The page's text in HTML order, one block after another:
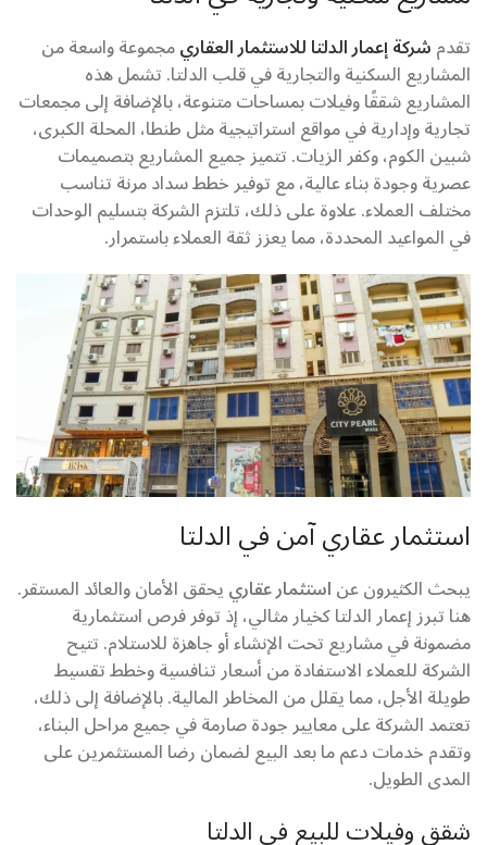
تقدمشركة إعمار الدلتا للاستثمار العقاريمجموعة واسعة من
المشاريع السكنية والتجارية في قلب الدلتا. تشمل هذه
المشاريع شققًا وفيلات بمساحات متنوعة، بالإضافة إلى مجمعات
تجارية وإدارية في مواقع استراتيجية مثل طنطا، المحلة الكبرى،
شبين الكوم، وكفر الزيات. تتميز جميع المشاريع بتصميمات
عصرية وجودة بناء عالية، مع توفير خطط سداد مرنة تناسب
مختلف العملاء. علاوة على ذلك، تلتزم الشركة بتسليم الوحدات
في المواعيد المحددة، مما يعزز ثقة العملاء باستمرار.
استثمار عقاري آمن في الدلتا
يبحث الكثيرون عناستثمار عقارييحقق الأمان والعائد المستقر.
هنا تبرز إعمار الدلتا كخيار مثالي، إذ توفر فرص استثمارية
مضمونة في مشاريع تحت الإنشاء أو جاهزة للاستلام. تتيح
الشركة للعملاء الاستفادة من أسعار تنافسية وخطط تقسيط
طويلة الأجل، مما يقلل من المخاطر المالية. بالإضافة إلى ذلك،
تعتمد الشركة على معايير جودة صارمة في جميع مراحل البناء،
وتقدم خدمات دعم ما بعد البيع لضمان رضا المستثمرين على
المدى الطويل.
شقق وفيلات للبيع في الدلتا